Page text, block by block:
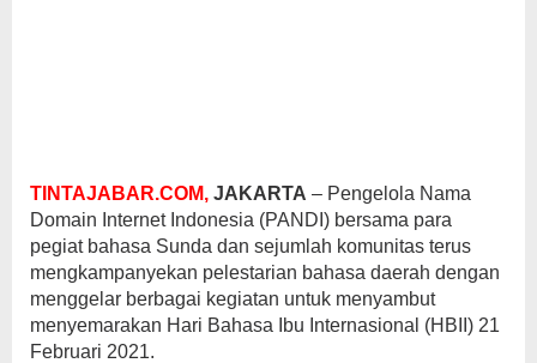
TINTAJABAR.COM, JAKARTA – Pengelola Nama
Domain Internet Indonesia (PANDI) bersama para
pegiat bahasa Sunda dan sejumlah komunitas terus
mengkampanyekan pelestarian bahasa daerah dengan
menggelar berbagai kegiatan untuk menyambut
menyemarakan Hari Bahasa Ibu Internasional (HBII) 21
Februari 2021.